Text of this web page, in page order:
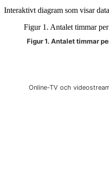
Interaktivt diagram som visar
Figur 1. Antalet timmar
Diagrammet är
Figur 1. Antalet timmar
Online-TV och